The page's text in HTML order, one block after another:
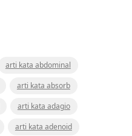
arti kata abdominal
arti kata absorb
arti kata adagio
arti kata adenoid